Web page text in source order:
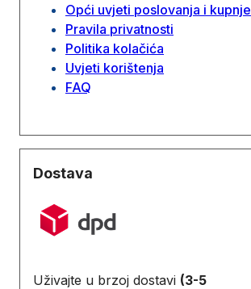
Opći uvjeti poslovanja i kupnje
Pravila privatnosti
Politika kolačića
Uvjeti korištenja
FAQ
Dostava
Uživajte u brzoj dostavi (3-5